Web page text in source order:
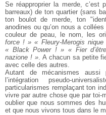
Se réapproprier la merde, c’est
barreaux) de ton quartier (sans
ton boulot de merde, ton
anodines ou qu’on nous a
couleur de peau, le nom, les
force ! » « Fleury-Merogis
« Black Power ! » « Fier
nazione ! ». A chacun sa petite
avec celle des autres.
Autant de mécanismes
l’intégration pseudo-
particularismes remplaçant ton
vivre par autre chose que par toi-
oublier que nous sommes des
et que nous vivons tous dans le